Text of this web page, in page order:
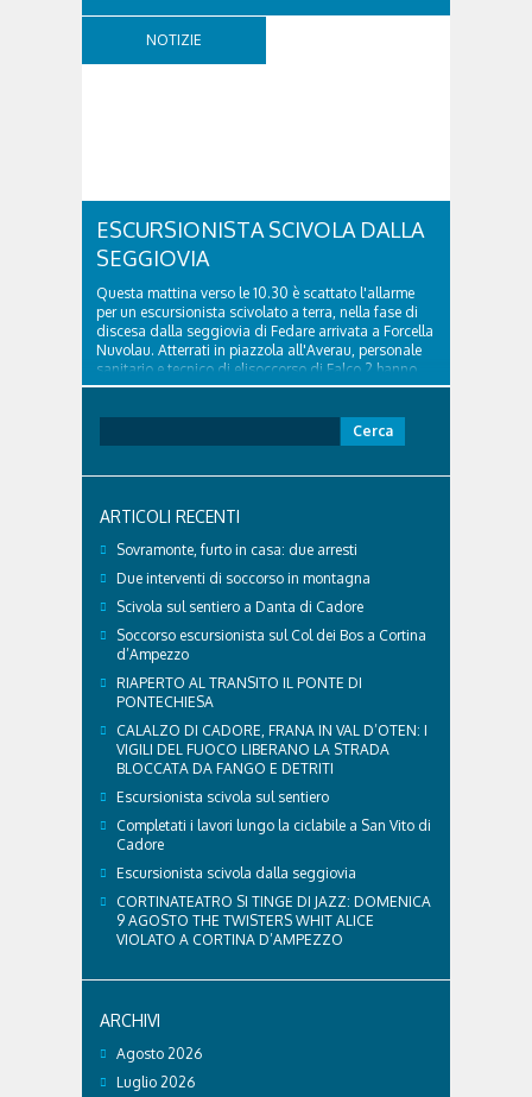
appositi dissuasori in corrispondenza...
NOTIZIE
ESCURSIONISTA SCIVOLA DALLA
SEGGIOVIA
Questa mattina verso le 10.30 è scattato l'allarme
per un escursionista scivolato a terra, nella fase di
discesa dalla seggiovia di Fedare arrivata a Forcella
Nuvolau. Atterrati in piazzola all'Averau, personale
sanitario e tecnico di elisoccorso di Falco 2 hanno
raggiunto il 74enne di Teolo...
per:
ARTICOLI RECENTI
Sovramonte, furto in casa: due arresti
Due interventi di soccorso in montagna
Scivola sul sentiero a Danta di Cadore
Soccorso escursionista sul Col dei Bos a Cortina
d’Ampezzo
RIAPERTO AL TRANSITO IL PONTE DI
PONTECHIESA
CALALZO DI CADORE, FRANA IN VAL D’OTEN: I
VIGILI DEL FUOCO LIBERANO LA STRADA
BLOCCATA DA FANGO E DETRITI
Escursionista scivola sul sentiero
Completati i lavori lungo la ciclabile a San Vito di
Cadore
Escursionista scivola dalla seggiovia
CORTINATEATRO SI TINGE DI JAZZ: DOMENICA
9 AGOSTO THE TWISTERS WHIT ALICE
VIOLATO A CORTINA D’AMPEZZO
ARCHIVI
Agosto 2026
Luglio 2026